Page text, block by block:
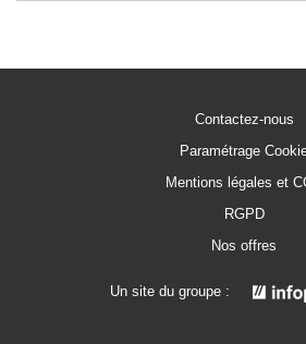
Contactez-nous
Paramétrage
Mentions légales et
RGPD
Nos offres
Un site du groupe :